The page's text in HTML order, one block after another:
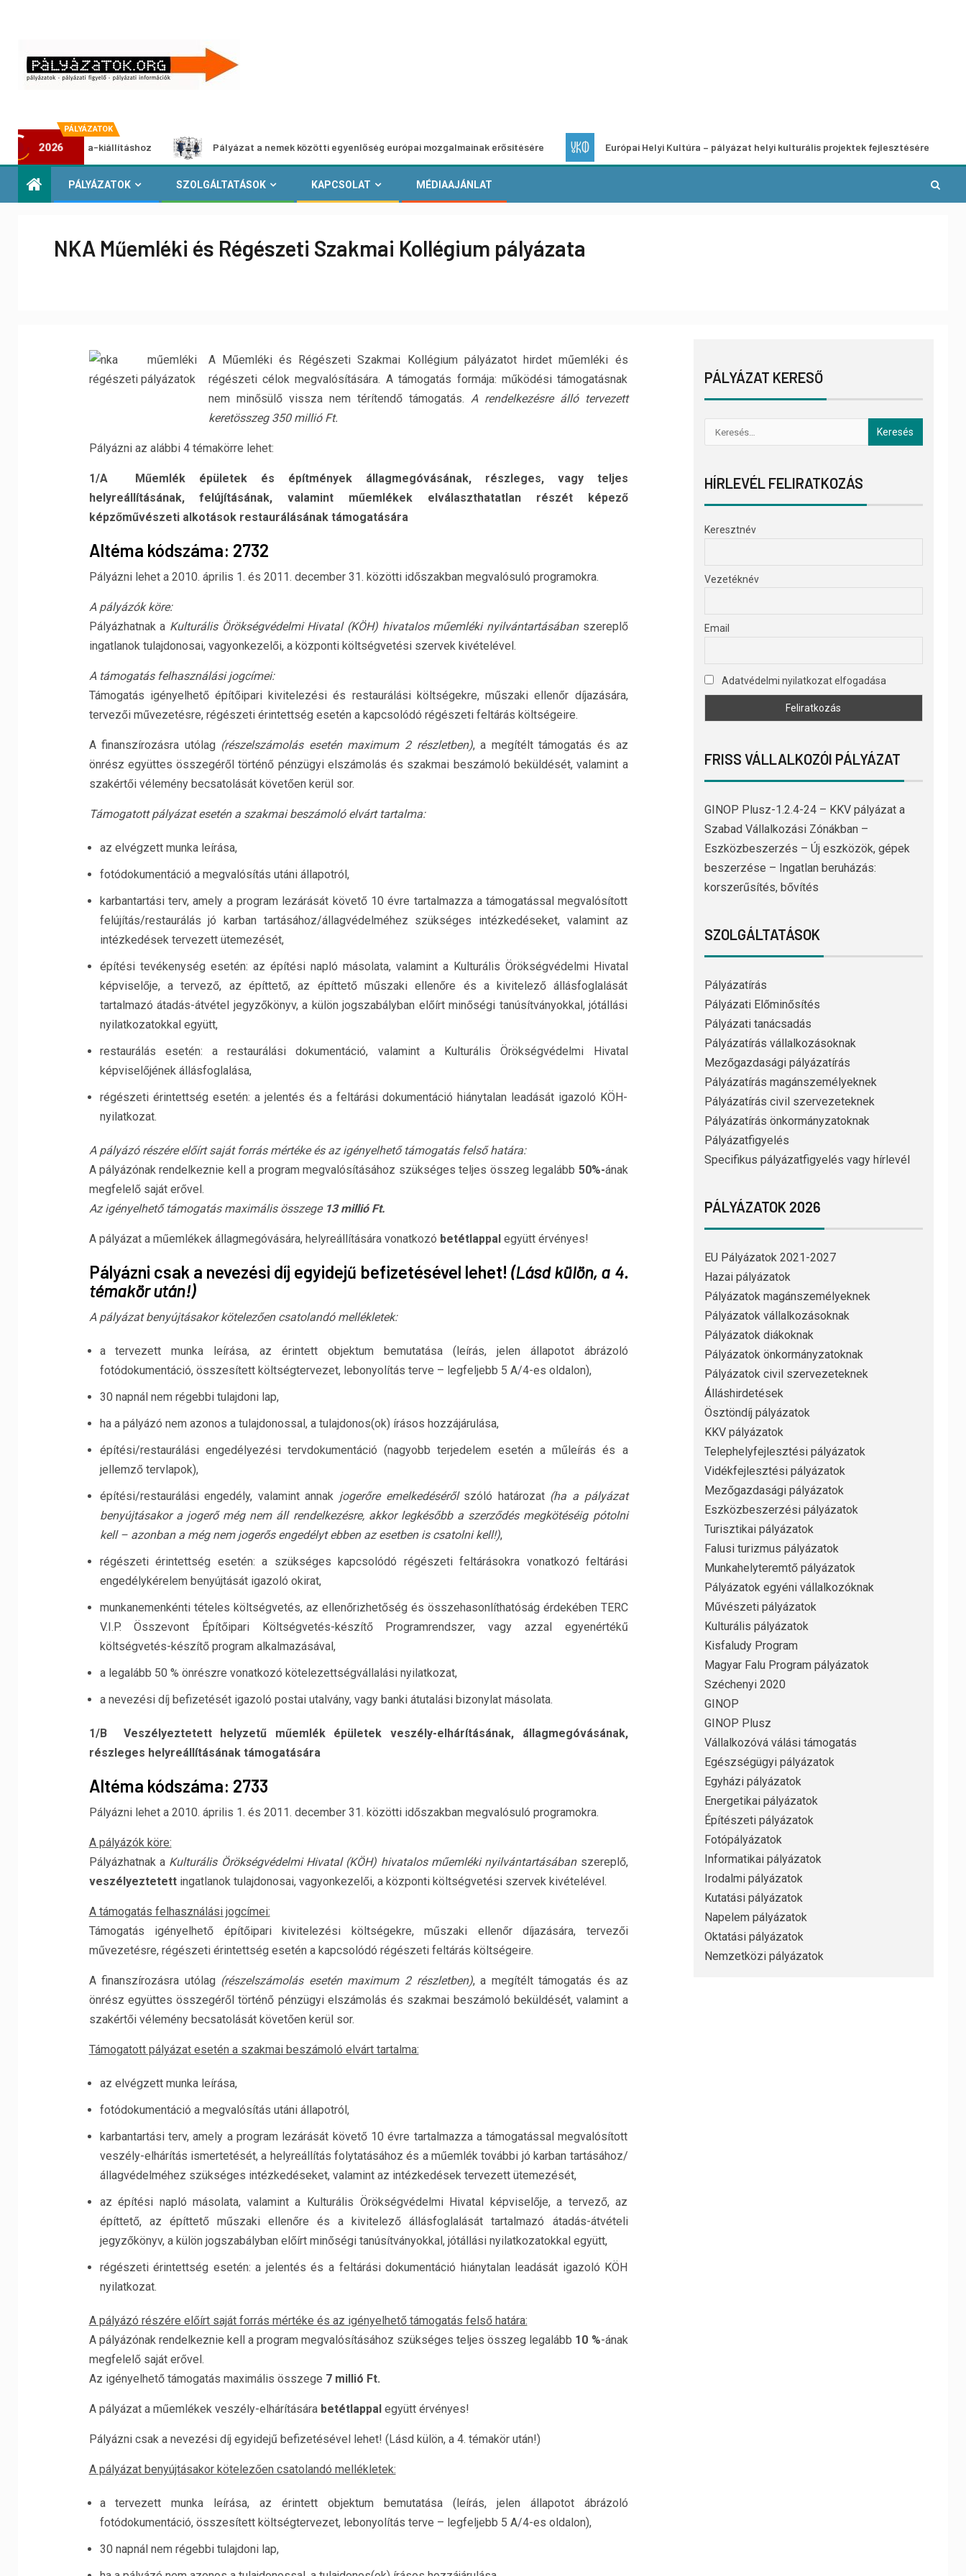
PÁLYÁZATOK
2026
kiállításhoz Pályázat a nemek közötti egyenlőség európai mozgalmainak erősítésére Európai Helyi Kultúra – pályázat helyi kulturális projektek fejlesztésére
PÁLYÁZATOK SZOLGÁLTATÁSOK KAPCSOLAT MÉDIAAJÁNLAT
NKA Műemléki és Régészeti Szakmai Kollégium pályázata
A Műemléki és Régészeti Szakmai Kollégium pályázatot hirdet műemléki és
régészeti célok megvalósítására. A támogatás formája: működési támogatásnak
nem minősülő vissza nem térítendő támogatás. A rendelkezésre álló tervezett
keretösszeg 350 millió Ft.
Pályázni az alábbi 4 témakörre lehet:
1/A Műemlék épületek és építmények állagmegóvásának, részleges, vagy teljes
helyreállításának, felújításának, valamint műemlékek elválaszthatatlan részét képező
képzőművészeti alkotások restaurálásának támogatására
Altéma kódszáma: 2732
Pályázni lehet a 2010. április 1. és 2011. december 31. közötti időszakban megvalósuló programokra.
A pályázók köre:
Pályázhatnak a Kulturális Örökségvédelmi Hivatal (KÖH) hivatalos műemléki nyilvántartásábanszereplő
ingatlanok tulajdonosai, vagyonkezelői, a központi költségvetési szervek kivételével.
A támogatás felhasználási jogcímei:
Támogatás igényelhető építőipari kivitelezési és restaurálási költségekre, műszaki ellenőr díjazására,
tervezői művezetésre, régészeti érintettség esetén a kapcsolódó régészeti feltárás költségeire.
A finanszírozásra utólag (részelszámolás esetén maximum 2 részletben), a megítélt támogatás és az
önrész együttes összegéről történő pénzügyi elszámolás és szakmai beszámoló beküldését, valamint a
szakértői vélemény becsatolását követően kerül sor.
Támogatott pályázat esetén a szakmai beszámoló elvárt tartalma:
az elvégzett munka leírása,
fotódokumentáció a megvalósítás utáni állapotról,
karbantartási terv, amely a program lezárását követő 10 évre tartalmazza a támogatással megvalósított
felújítás/restaurálás jó karban tartásához/állagvédelméhez szükséges intézkedéseket, valamint az
intézkedések tervezett ütemezését,
építési tevékenység esetén: az építési napló másolata, valamint a Kulturális Örökségvédelmi Hivatal
képviselője, a tervező, az építtető, az építtető műszaki ellenőre és a kivitelező állásfoglalását
tartalmazó átadás-átvétel jegyzőkönyv, a külön jogszabályban előírt minőségi tanúsítványokkal, jótállási
nyilatkozatokkal együtt,
restaurálás esetén: a restaurálási dokumentáció, valamint a Kulturális Örökségvédelmi Hivatal
képviselőjének állásfoglalása,
régészeti érintettség esetén: a jelentés és a feltárási dokumentáció hiánytalan leadását igazoló KÖH-
nyilatkozat.
A pályázó részére előírt saját forrás mértéke és az igényelhető támogatás felső határa:
A pályázónak rendelkeznie kell a program megvalósításához szükséges teljes összeg legalább 50%-ának
megfelelő saját erővel.
Az igényelhető támogatás maximális összege 13 millió Ft.
A pályázat a műemlékek állagmegóvására, helyreállítására vonatkozó betétlappalegyütt érvényes!
Pályázni csak a nevezési díj egyidejű befizetésével lehet!(Lásd külön, a 4.
témakör után!)
A pályázat benyújtásakor kötelezően csatolandó mellékletek:
a tervezett munka leírása, az érintett objektum bemutatása (leírás, jelen állapotot ábrázoló
fotódokumentáció, összesített költségtervezet, lebonyolítás terve – legfeljebb 5 A/4-es oldalon),
30 napnál nem régebbi tulajdoni lap,
ha a pályázó nem azonos a tulajdonossal, a tulajdonos(ok) írásos hozzájárulása,
építési/restaurálási engedélyezési tervdokumentáció (nagyobb terjedelem esetén a műleírás és a
jellemző tervlapok),
építési/restaurálási engedély, valamint annak jogerőre emelkedésérőlszóló határozat (ha a pályázat
benyújtásakor a jogerő még nem áll rendelkezésre, akkor legkésőbb a szerződés megkötéséig pótolni
kell – azonban a még nem jogerős engedélyt ebben az esetben is csatolni kell!),
régészeti érintettség esetén: a szükséges kapcsolódó régészeti feltárásokra vonatkozó feltárási
engedélykérelem benyújtását igazoló okirat,
munkanemenkénti tételes költségvetés, az ellenőrizhetőség és összehasonlíthatóság érdekében TERC
V.I.P. Összevont Építőipari Költségvetés-készítő Programrendszer, vagy azzal egyenértékű
költségvetés-készítő program alkalmazásával,
a legalább 50 % önrészre vonatkozó kötelezettségvállalási nyilatkozat,
a nevezési díj befizetését igazoló postai utalvány, vagy banki átutalási bizonylat másolata.
1/B Veszélyeztetett helyzetű műemlék épületek veszély-elhárításának, állagmegóvásának,
részleges helyreállításának támogatására
Altéma kódszáma: 2733
Pályázni lehet a 2010. április 1. és 2011. december 31. közötti időszakban megvalósuló programokra.
A pályázók köre:
Pályázhatnak a Kulturális Örökségvédelmi Hivatal (KÖH) hivatalos műemléki nyilvántartásában szereplő,
veszélyeztetett ingatlanok tulajdonosai, vagyonkezelői, a központi költségvetési szervek kivételével.
A támogatás felhasználási jogcímei:
Támogatás igényelhető építőipari kivitelezési költségekre, műszaki ellenőr díjazására, tervezői
művezetésre, régészeti érintettség esetén a kapcsolódó régészeti feltárás költségeire.
A finanszírozásra utólag (részelszámolás esetén maximum 2 részletben), a megítélt támogatás és az
önrész együttes összegéről történő pénzügyi elszámolás és szakmai beszámoló beküldését, valamint a
szakértői vélemény becsatolását követően kerül sor.
Támogatott pályázat esetén a szakmai beszámoló elvárt tartalma:
az elvégzett munka leírása,
fotódokumentáció a megvalósítás utáni állapotról,
karbantartási terv, amely a program lezárását követő 10 évre tartalmazza a támogatással megvalósított
veszély-elhárítás ismertetését, a helyreállítás folytatásához és a műemlék további jó karban tartásához/
állagvédelméhez szükséges intézkedéseket, valamint az intézkedések tervezett ütemezését,
az építési napló másolata, valamint a Kulturális Örökségvédelmi Hivatal képviselője, a tervező, az
építtető, az építtető műszaki ellenőre és a kivitelező állásfoglalását tartalmazó átadás-átvételi
jegyzőkönyv, a külön jogszabályban előírt minőségi tanúsítványokkal, jótállási nyilatkozatokkal együtt,
régészeti érintettség esetén: a jelentés és a feltárási dokumentáció hiánytalan leadását igazoló KÖH
nyilatkozat.
A pályázó részére előírt saját forrás mértéke és az igényelhető támogatás felső határa:
A pályázónak rendelkeznie kell a program megvalósításához szükséges teljes összeg legalább 10 %-ának
megfelelő saját erővel.
Az igényelhető támogatás maximális összege 7 millió Ft.
A pályázat a műemlékek veszély-elhárítására betétlappalegyütt érvényes!
Pályázni csak a nevezési díj egyidejű befizetésével lehet! (Lásd külön, a 4. témakör után!)
A pályázat benyújtásakor kötelezően csatolandó mellékletek:
a tervezett munka leírása, az érintett objektum bemutatása (leírás, jelen állapotot ábrázoló
fotódokumentáció, összesített költségtervezet, lebonyolítás terve – legfeljebb 5 A/4-es oldalon),
30 napnál nem régebbi tulajdoni lap,
PÁLYÁZAT KERESŐ
HÍRLEVÉL FELIRATKOZÁS
Keresztnév
Vezetéknév
Email
Adatvédelmi nyilatkozat elfogadása
FRISS VÁLLALKOZÓI PÁLYÁZAT
GINOP Plusz-1.2.4-24 – KKV pályázat a
Szabad Vállalkozási Zónákban –
Eszközbeszerzés – Új eszközök, gépek
beszerzése – Ingatlan beruházás:
korszerűsítés, bővítés
SZOLGÁLTATÁSOK
Pályázatírás
Pályázati Előminősítés
Pályázati tanácsadás
Pályázatírás vállalkozásoknak
Mezőgazdasági pályázatírás
Pályázatírás magánszemélyeknek
Pályázatírás civil szervezeteknek
Pályázatírás önkormányzatoknak
Pályázatfigyelés
Specifikus pályázatfigyelés vagy hírlevél
PÁLYÁZATOK 2026
EU Pályázatok 2021-2027
Hazai pályázatok
Pályázatok magánszemélyeknek
Pályázatok vállalkozásoknak
Pályázatok diákoknak
Pályázatok önkormányzatoknak
Pályázatok civil szervezeteknek
Álláshirdetések
Ösztöndíj pályázatok
KKV pályázatok
Telephelyfejlesztési pályázatok
Vidékfejlesztési pályázatok
Mezőgazdasági pályázatok
Eszközbeszerzési pályázatok
Turisztikai pályázatok
Falusi turizmus pályázatok
Munkahelyteremtő pályázatok
Pályázatok egyéni vállalkozóknak
Művészeti pályázatok
Kulturális pályázatok
Kisfaludy Program
Magyar Falu Program pályázatok
Széchenyi 2020
GINOP
GINOP Plusz
Vállalkozóvá válási támogatás
Egészségügyi pályázatok
Egyházi pályázatok
Energetikai pályázatok
Építészeti pályázatok
Fotópályázatok
Informatikai pályázatok
Irodalmi pályázatok
Kutatási pályázatok
Napelem pályázatok
Oktatási pályázatok
Nemzetközi pályázatok